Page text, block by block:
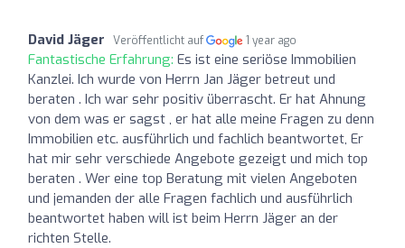
David Jäger Veröffentlicht auf 1 year ago
Fantastische Erfahrung: Es ist eine seriöse Immobilien
Kanzlei. Ich wurde von Herrn Jan Jäger betreut und
beraten . Ich war sehr positiv überrascht. Er hat Ahnung
von dem was er sagst , er hat alle meine Fragen zu denn
Immobilien etc. ausführlich und fachlich beantwortet, Er
hat mir sehr verschiede Angebote gezeigt und mich top
beraten . Wer eine top Beratung mit vielen Angeboten
und jemanden der alle Fragen fachlich und ausführlich
beantwortet haben will ist beim Herrn Jäger an der
richten Stelle.